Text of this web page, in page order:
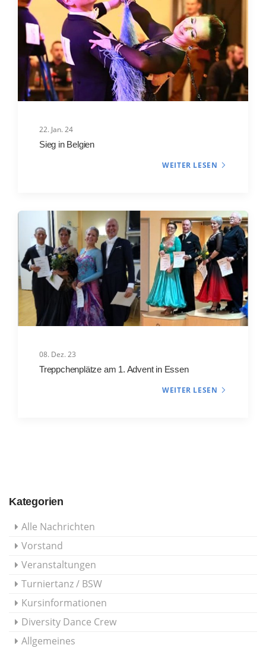
Kategorien
Alle Nachrichten
Vorstand
Veranstaltungen
Turniertanz / BSW
Kursinformationen
Diversity Dance Crew
Allgemeines
22. Jan. 24
Sieg in Belgien
WEITER LESEN
08. Dez. 23
Treppchenplätze am 1. Advent in Essen
WEITER LESEN